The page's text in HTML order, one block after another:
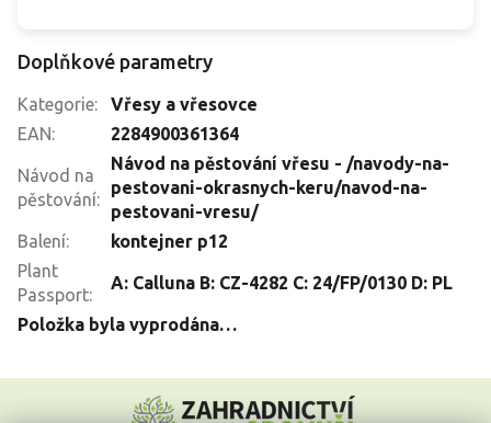
Doplňkové parametry
Kategorie:
Vřesy a vřesovce
EAN: 2284900361364
Návod na
pěstování:
Návod na pěstování vřesu - /navody-na-
pestovani-okrasnych-keru/navod-na-
pestovani-vresu/
Balení:
kontejner p12
Plant
Passport:
A: Calluna B: CZ-4282 C: 24/FP/0130 D: PL
Položka byla vyprodána…